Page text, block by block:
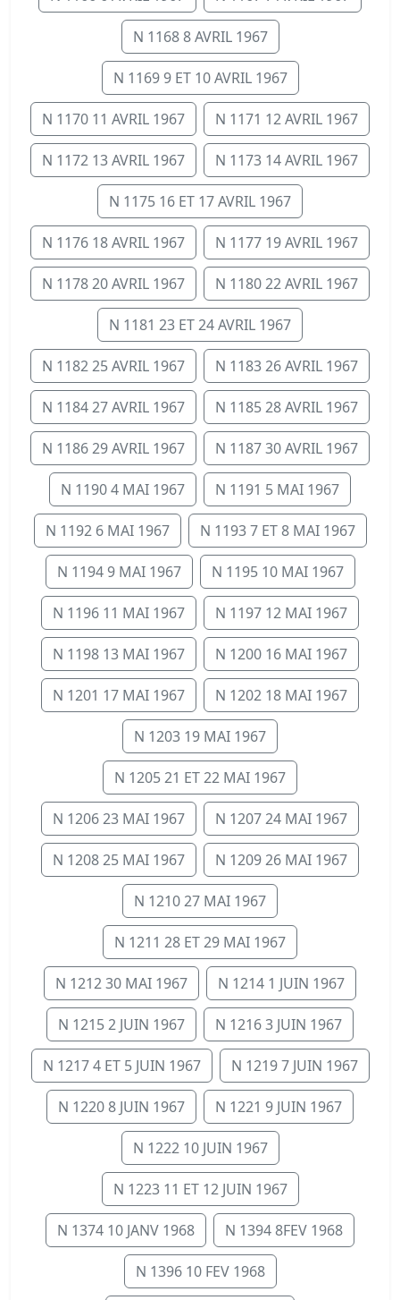
N 1168 8 AVRIL 1967
N 1169 9 ET 10 AVRIL 1967
N 1170 11 AVRIL 1967 N 1171 12 AVRIL 1967
N 1172 13 AVRIL 1967 N 1173 14 AVRIL 1967
N 1175 16 ET 17 AVRIL 1967
N 1176 18 AVRIL 1967 N 1177 19 AVRIL 1967
N 1178 20 AVRIL 1967 N 1180 22 AVRIL 1967
N 1181 23 ET 24 AVRIL 1967
N 1182 25 AVRIL 1967 N 1183 26 AVRIL 1967
N 1184 27 AVRIL 1967 N 1185 28 AVRIL 1967
N 1186 29 AVRIL 1967 N 1187 30 AVRIL 1967
N 1190 4 MAI 1967 N 1191 5 MAI 1967
N 1192 6 MAI 1967 N 1193 7 ET 8 MAI 1967
N 1194 9 MAI 1967 N 1195 10 MAI 1967
N 1196 11 MAI 1967 N 1197 12 MAI 1967
N 1198 13 MAI 1967 N 1200 16 MAI 1967
N 1201 17 MAI 1967 N 1202 18 MAI 1967
N 1203 19 MAI 1967
N 1205 21 ET 22 MAI 1967
N 1206 23 MAI 1967 N 1207 24 MAI 1967
N 1208 25 MAI 1967 N 1209 26 MAI 1967
N 1210 27 MAI 1967
N 1211 28 ET 29 MAI 1967
N 1212 30 MAI 1967 N 1214 1 JUIN 1967
N 1215 2 JUIN 1967 N 1216 3 JUIN 1967
N 1217 4 ET 5 JUIN 1967 N 1219 7 JUIN 1967
N 1220 8 JUIN 1967 N 1221 9 JUIN 1967
N 1222 10 JUIN 1967
N 1223 11 ET 12 JUIN 1967
N 1374 10 JANV 1968 N 1394 8FEV 1968
N 1396 10 FEV 1968